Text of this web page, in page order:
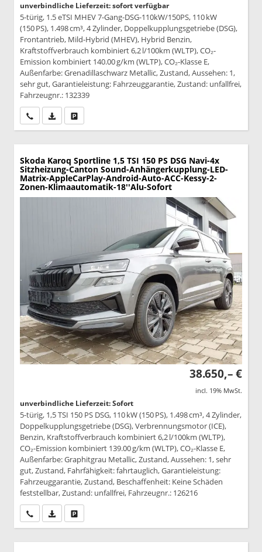
unverbindliche Lieferzeit: sofort verfügbar
5-türig, 1.5 eTSI MHEV 7-Gang-DSG-110kW/150PS, 110 kW
(150 PS), 1.498 cm³, 4 Zylinder, Doppelkupplungsgetriebe (DSG),
Frontantrieb, Mild-Hybrid (MHEV), Hybrid Benzin,
Kraftstoffverbrauch kombiniert 6,2 l/100km (WLTP), CO₂-
Emission kombiniert 140.00 g/km (WLTP), CO₂-Klasse E,
Außenfarbe: Grenadillaschwarz Metallic, Zustand, Aussehen: 1,
sehr gut, Garantieleistung: Fahrzeuggarantie, Zustand: unfallfrei,
Fahrzeugnr.: 132339
Wir rufen Sie anPDF-Datei, Fahrzeugexposé drucken
Skoda Karoq Sportline 1,5 TSI 150 PS DSG Navi-4x
Sitzheizung-Canton Sound-Anhängerkupplung-LED-
Matrix-AppleCarPlay-Android-Auto-ACC-Kessy-2-
Zonen-Klimaautomatik-18''Alu-Sofort
38.650,– €
incl. 19% MwSt.
unverbindliche Lieferzeit: Sofort
5-türig, 1,5 TSI 150 PS DSG, 110 kW (150 PS), 1.498 cm³, 4 Zylinder,
Doppelkupplungsgetriebe (DSG), Verbrennungsmotor (ICE),
Benzin, Kraftstoffverbrauch kombiniert 6,2 l/100km (WLTP),
CO₂-Emission kombiniert 139.00 g/km (WLTP), CO₂-Klasse E,
Außenfarbe: Graphitgrau Metallic, Zustand, Aussehen: 1, sehr
gut, Zustand, Fahrfähigkeit: fahrtauglich, Garantieleistung:
Fahrzeuggarantie, Zustand, Beschaffenheit: Keine Schäden
feststellbar, Zustand: unfallfrei, Fahrzeugnr.: 126216
Wir rufen Sie anPDF-Datei, Fahrzeugexposé drucken